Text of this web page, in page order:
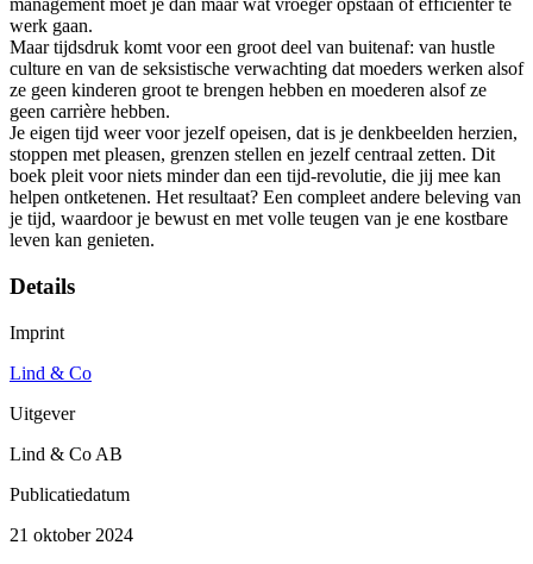
management moet je dan maar wat vroeger opstaan of efficiënter te
werk gaan.
Maar tijdsdruk komt voor een groot deel van buitenaf: van hustle
culture en van de seksistische verwachting dat moeders werken alsof
ze geen kinderen groot te brengen hebben en moederen alsof ze
geen carrière hebben.
Je eigen tijd weer voor jezelf opeisen, dat is je denkbeelden herzien,
stoppen met pleasen, grenzen stellen en jezelf centraal zetten. Dit
boek pleit voor niets minder dan een tijd-revolutie, die jij mee kan
helpen ontketenen. Het resultaat? Een compleet andere beleving van
je tijd, waardoor je bewust en met volle teugen van je ene kostbare
leven kan genieten.
Details
Imprint
Lind & Co
Uitgever
Lind & Co AB
Publicatiedatum
21 oktober 2024